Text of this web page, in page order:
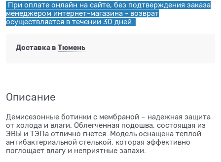
При оплате онлайн на сайте, без подтверждения заказа
менеджером интернет-магазина - возврат
осуществляется в течении 30 дней.
Доставка в Тюмень
Описание
Демисезонные ботинки с мембраной – надежная защита
от холода и влаги. Облегченная подошва, состоящая из
ЭВЫ и ТЭПа отлично гнется. Модель оснащена теплой
антибактериальной стелькой, которая эффективно
поглощает влагу и неприятные запахи.